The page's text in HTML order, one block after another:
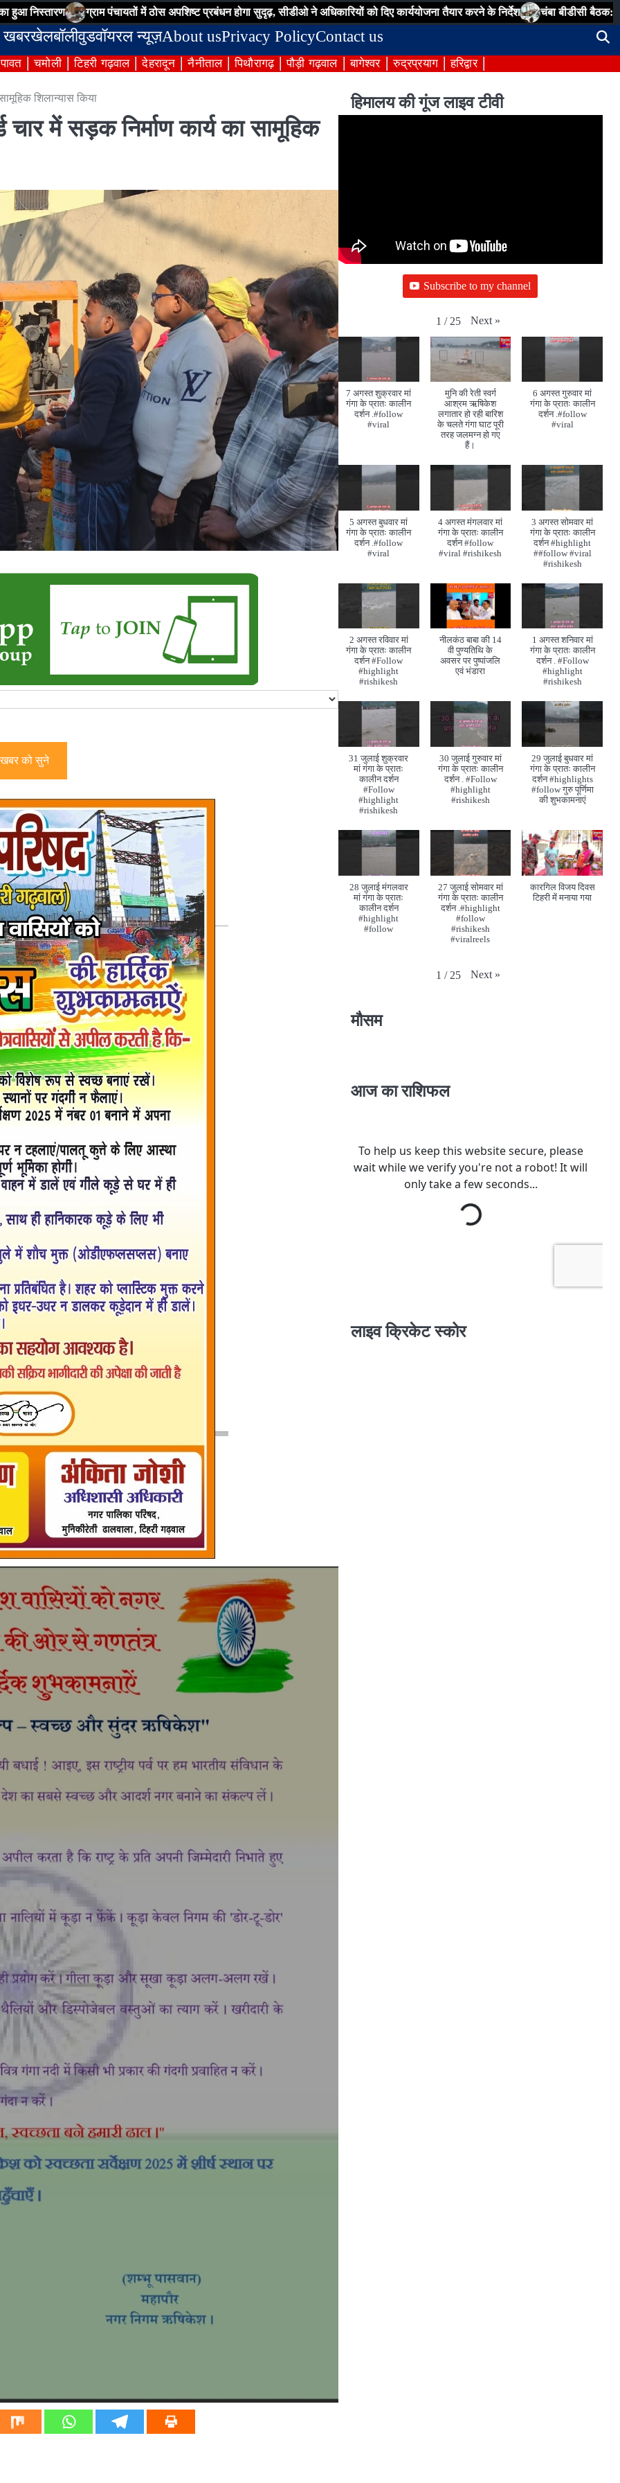
ग्राम पंचायतों में ठोस अपशिष्ट प्रबंधन होगा सुदृढ़, सीडीओ ने अधिकारियों को दिए कार्ययोजना तैयार करने के निर्देश चंबा बीडीसी बैठक: पेयजल, सड़क,
खबरखेलबॉलीवुडवॉयरल न्यूज़About usPrivacy PolicyContact us
चमोली टिहरी गढ़वाल देहरादून नैनीताल पिथौरागढ़ पौड़ी गढ़वाल बागेश्वर रुद्रप्रयाग हरिद्वार
शिलान्यास किया
चार में सड़क निर्माण कार्य का सामूहिक
को सुने
हिमालय की गूंज लाइव टीवी
Subscribe to my channel
1 / 25 Next »
7 अगस्त शुक्रवार मां
गंगा के प्रातः कालीन
दर्शन .#follow
#viral
मुनि की रेती स्वर्ग
आश्रम ऋषिकेश
लगातार हो रही बारिश
के चलते गंगा घाट पूरी
तरह जलमग्न हो गए
हैं।
6 अगस्त गुरुवार मां
गंगा के प्रातः कालीन
दर्शन .#follow
#viral
5 अगस्त बुधवार मां
गंगा के प्रातः कालीन
दर्शन .#follow
#viral
4 अगस्त मंगलवार मां
गंगा के प्रातः कालीन
दर्शन #follow
#viral #rishikesh
3 अगस्त सोमवार मां
गंगा के प्रातः कालीन
दर्शन #highlight
##follow #viral
#rishikesh
2 अगस्त रविवार मां
गंगा के प्रातः कालीन
दर्शन #Follow
#highlight
#rishikesh
नीलकंठ बाबा की 14
वी पुण्यतिथि के
अवसर पर पुष्पांजलि
एवं भंडारा
1 अगस्त शनिवार मां
गंगा के प्रातः कालीन
दर्शन . #Follow
#highlight
#rishikesh
31 जुलाई शुक्रवार
मां गंगा के प्रातः
कालीन दर्शन
#Follow
#highlight
#rishikesh
30 जुलाई गुरुवार मां
गंगा के प्रातः कालीन
दर्शन . #Follow
#highlight
#rishikesh
29 जुलाई बुधवार मां
गंगा के प्रातः कालीन
दर्शन #highlights
#follow गुरु पूर्णिमा
की शुभकामनाएं
28 जुलाई मंगलवार
मां गंगा के प्रातः
कालीन दर्शन
#highlight
#follow
27 जुलाई सोमवार मां
गंगा के प्रातः कालीन
दर्शन .#highlight
#follow
#rishikesh
#viralreels
कारगिल विजय दिवस
टिहरी में मनाया गया
1 / 25 Next »
मौसम
आज का राशिफल
लाइव क्रिकेट स्कोर